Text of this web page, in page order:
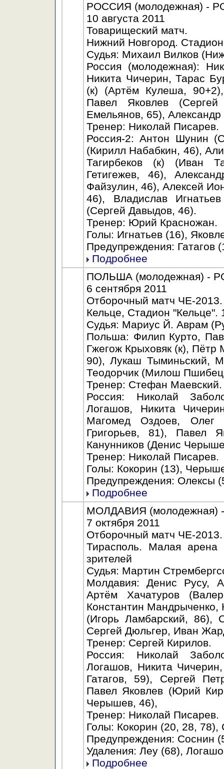
РОССИЯ (молодежная) -
10 августа 2011
Товарищеский матч.
Нижний Новгород.
Судья: Михаил Вилков
Россия (молодежная):
Никита Чичерин, Тарас
(к) (Артём Кулеша,
Павел Яковлев
Емельянов, 65),
Тренер: Николай Писарев.
Россия-2: Антон Шунин
(Кирилл Набабкин, 46),
Тагирбеков (к) (Иван
Гетигежев, 46),
Файзулин, 46), Алексей
46), Владислав
(Сергей Давыдов, 46).
Тренер: Юрий Красножан.
Голы: Игнатьев (16),
Предупреждения: Гатагов
Подробнее
ПОЛЬША (молодежная) -
6 сентября 2011
Отборочный матч ЧЕ-2013.
Кельце, Стадион "Кельце".
Судья: Мариус Й. Аврам
Польша: Филип Курто,
Гжегож Крыховяк (к),
90), Лукаш Тыминьский,
Теодорчик (Милош
Тренер: Стефан Маевский.
Россия: Николай
Логашов, Никита
Магомед Оздоев, Олег
Григорьев, 81), Павел
Канунников (Денис
Тренер: Николай Писарев.
Голы: Кокорин (13),
Предупреждения: Олексы
Подробнее
МОЛДАВИЯ (молодежная)
7 октября 2011
Отборочный матч ЧЕ-2013.
Тирасполь. Малая арена
зрителей
Судья: Мартин
Молдавия: Денис Русу,
Артём Хачатуров
Константин Мандрыченко,
(Игорь Ламбарский, 86),
Сергей Дюльгер, Иван
Тренер: Сергей Кирилов.
Россия: Николай
Логашов, Никита
Гатагов, 59), Сергей
Павел Яковлев (Юрий
Черышев, 46),
Тренер: Николай Писарев.
Голы: Кокорин (20, 28,
Предупреждения: Соснин
Удаления: Леу (68),
Подробнее